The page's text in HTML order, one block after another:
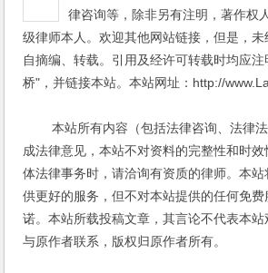
律咨询等，除非另有注明，著作权
级律师本人。欢迎其他网站链接，但是，
自摘编、转载。引用及经许可转载时均应
桥"，并链接本站。本站网址：http://
本站所有内容（包括法律咨询、法律法
成法律意见，本站不对资料的完整性和时
体法律事务时，请洽询有资质的律师。本
供更好的服务，但不对本站提供的任何免
诺。本站所载投稿文章，其言论不代表本
与原作者联系，版权归原作者所有。